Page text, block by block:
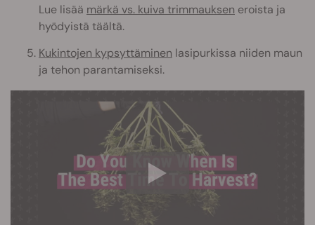
Lue lisää märkä vs. kuiva trimmauksen eroista ja
hyödyistä täältä.
Kukintojen kypsyttäminen lasipurkissa niiden maun
ja tehon parantamiseksi.